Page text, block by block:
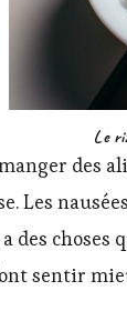
Le
des
Les
des choses
sentir